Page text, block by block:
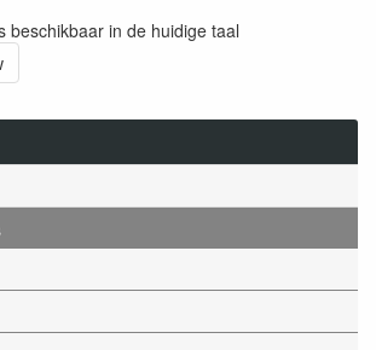
beschikbaar in de huidige taal